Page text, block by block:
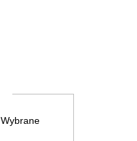
Wybrane